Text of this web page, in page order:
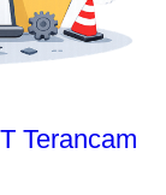
Terancam